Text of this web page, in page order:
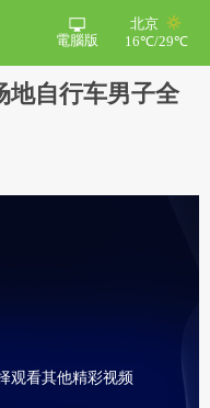
北京
16℃/29℃
電腦版
地自行车男子全
观看其他精彩视频